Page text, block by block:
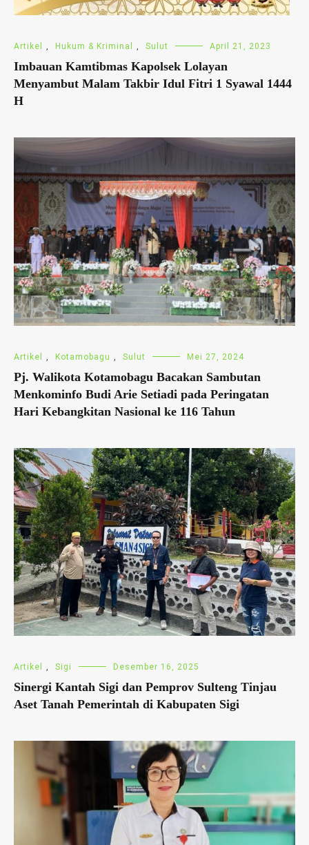
Artikel , Hukum & Kriminal , Sulut April 21, 2023
Imbauan Kamtibmas Kapolsek Lolayan
Menyambut Malam Takbir Idul Fitri 1 Syawal 1444
H
Artikel Kotamobagu Sulut Mei 27, 2024
Pj. Walikota Kotamobagu Bacakan Sambutan
Menkominfo Budi Arie Setiadi pada Peringatan
Hari Kebangkitan Nasional ke 116 Tahun
Artikel Sigi Desember 16, 2025
Sinergi Kantah Sigi dan Pemprov Sulteng Tinjau
Aset Tanah Pemerintah di Kabupaten Sigi